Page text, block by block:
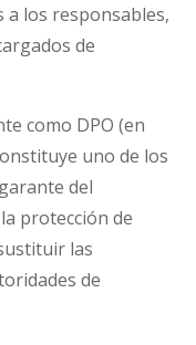
a los responsables,
de
como DPO (en
uno de los
del
protección de
las
de